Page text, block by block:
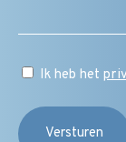
Ik heb het